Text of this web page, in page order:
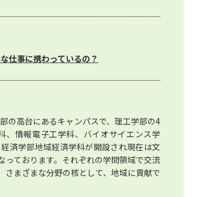
仕事に携わっているの？
の高台にあるキャンパスで、理工学部の4
、情報電子工学科、バイオサイエンス学
済学部地域経済学科が開設され現在は文
ております。それぞれの学問領域で交流
まざまな分野の核として、地域に貢献で